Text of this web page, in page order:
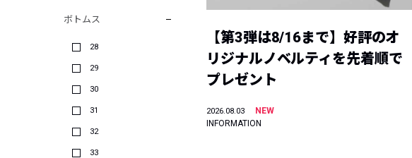
ボトムス
28
29
30
31
32
33
【第3弾は8/16まで】好評のオ
リジナルノベルティを先着順で
プレゼント
2026.08.03
NEW
INFORMATION